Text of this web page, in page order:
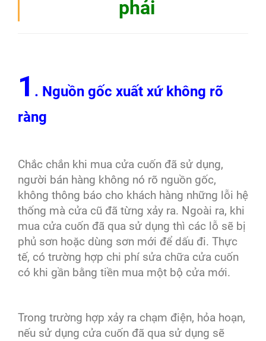
phải
1 . Nguồn gốc xuất xứ không rõ
ràng
Chắc chắn khi mua cửa cuốn đã sử dụng,
người bán hàng không nó rõ nguồn gốc,
không thông báo cho khách hàng những lỗi hệ
thống mà cửa cũ đã từng xảy ra. Ngoài ra, khi
mua cửa cuốn đã qua sử dụng thì các lỗ sẽ bị
phủ sơn hoặc dùng sơn mới để dấu đi. Thực
tế, có trường hợp chi phí sửa chữa cửa cuốn
có khi gần bằng tiền mua một bộ cửa mới.
Trong trường hợp xảy ra chạm điện, hỏa hoạn,
nếu sử dụng cửa cuốn đã qua sử dụng sẽ